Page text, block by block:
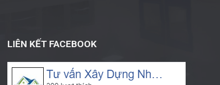
LIÊN KẾT FACEBOOK